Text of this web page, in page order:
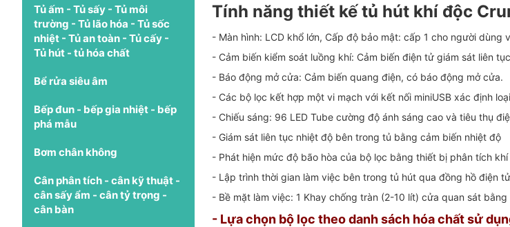
Tủ ấm - Tủ sấy - Tủ môi
trường - Tủ lão hóa - Tủ sốc
nhiệt - Tủ an toàn - Tủ cấy -
Tủ hút - tủ hóa chất
Bể rửa siêu âm
Bếp đun - bếp gia nhiệt - bếp
phá mẫu
Bơm chân không
Cân phân tích - cân kỹ thuật -
cân sấy ẩm - cân tỷ trọng -
cân bàn
Tính năng thiết kế tủ hút khí độc
- Màn hình: LCD khổ lớn, Cấp độ bảo mật: cấp 1 cho người dùng
- Cảm biến kiểm soát luồng khí: Cảm biến điện tử giám sát liên
- Báo động mở cửa: Cảm biến quang điện, có báo động mở cửa.
- Các bộ lọc kết hợp một vi mạch với kết nối miniUSB xác định
- Chiếu sáng: 96 LED Tube cường độ ánh sáng cao và tiêu thụ
- Giám sát liên tục nhiệt độ bên trong tủ bằng cảm biến nhiệt độ
- Phát hiện mức độ bão hòa của bộ lọc bằng thiết bị phân tích
- Lập trình thời gian làm việc bên trong tủ hút qua đồng hồ điện tử
- Bề mặt làm việc: 1 Khay chống tràn (2-10 lít) cửa quan sát
- Lựa chọn bộ lọc theo danh sách hóa chất sử